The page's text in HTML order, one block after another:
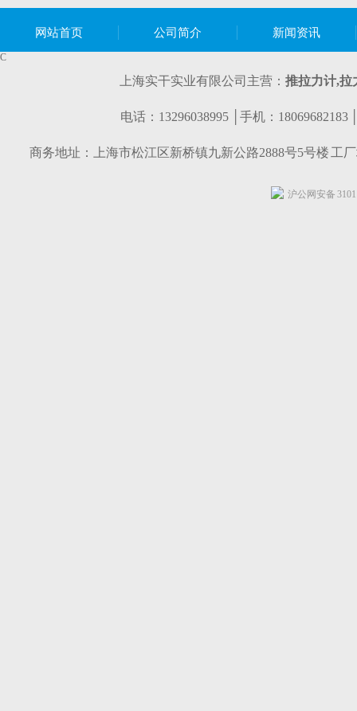
网站首页 公司简介 新闻资讯
C
上海实干实业有限公司主营： 推拉力计,拉
电话：13296038995 │手机：
商务地址：上海市松江区新桥镇九新公路2888号5号楼 工
沪公网安备